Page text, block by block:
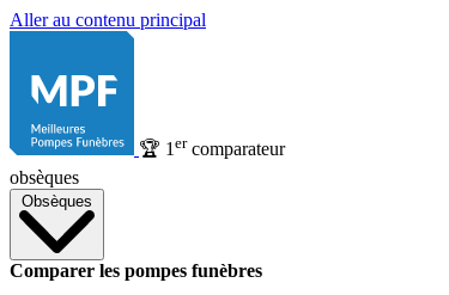
Aller au contenu principal
🏆 1 ercomparateur
obsèques
Obsèques
Comparer les pompes funèbres